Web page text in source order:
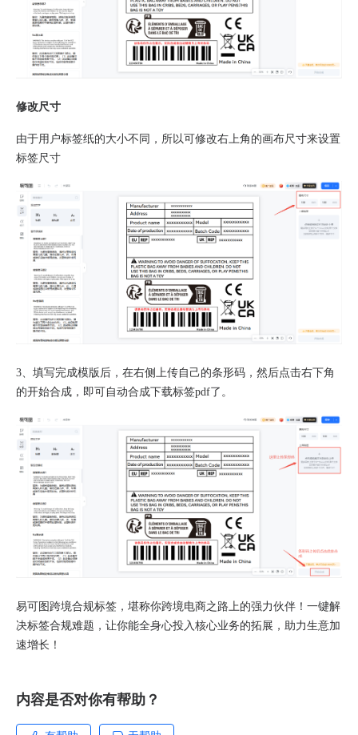
修改尺寸
由于用户标签纸的大小不同，所以可修改右上角的画布尺寸来设置
标签尺寸
3、 填写完成模版后，在右侧上传自己的条形码，然后点击右下角
的开始合成，即可自动合成下载标签pdf了。
易可图跨境合规标签，堪称你跨境电商之路上的强力伙伴！一键解
决标签合规难题，让你能全身心投入核心业务的拓展，助力生意加
速增长！
内容是否对你有帮助？